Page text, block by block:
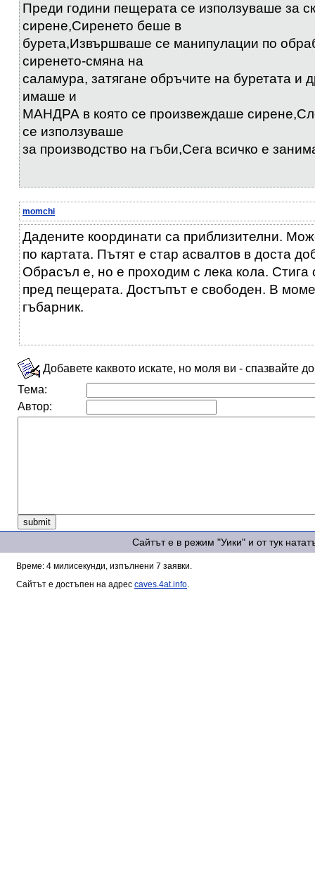
Преди години пещерата се използуваше за
сирене,Сиренето беше в
бурета,Извършваше се манипулации по
сиренето-смяна на
саламура, затягане обръчите на буретата и
имаше и
МАНДРА в която се произвеждаше
се използуваше
за производство на гъби,Сега всичко е
momchi
Дадените координати са приблизителни.
по картата. Пътят е стар асвалтов в доста
Обрасъл е, но е проходим с лека кола. Стига
пред пещерата. Достъпът е свободен. В
гъбарник.
Добавете каквото искате, но моля ви - спазвайте
Тема:
Автор:
Сайтът е в режим "Уики" и от тук
Време: 4 милисекунди, изпълнени 7 заявки.
Сайтът е достъпен на адрес caves.4at.info.